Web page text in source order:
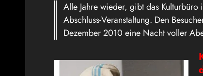
Alle Jahre wieder, gibt das
Abschluss-Veranstaltung. Den
Dezember 2010 eine Nacht voller